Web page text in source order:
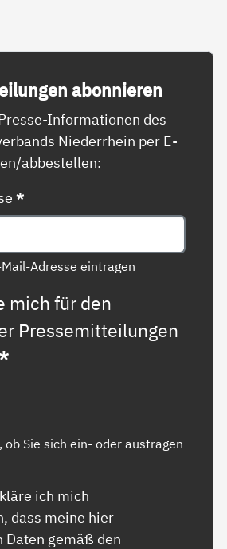
abon­nie­ren
Informationen des
Niederrhein per E-
abbestellen:
*
Adresse eintragen
mich für den
Pressemitteilungen
*
ob Sie sich ein- oder austragen
ich mich
dass meine hier
Daten gemäß den